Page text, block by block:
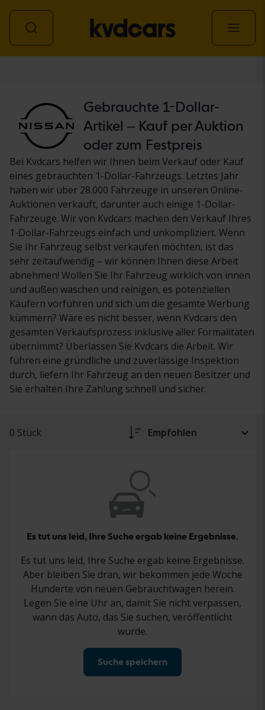
Gebrauchte 1-Dollar-
Artikel – Kauf per Auktion
oder zum Festpreis
Bei Kvdcars helfen wir Ihnen beim Verkauf oder Kauf
eines gebrauchten 1-Dollar-Fahrzeugs. Letztes Jahr
haben wir über 28.000 Fahrzeuge in unseren Online-
Auktionen verkauft, darunter auch einige 1-Dollar-
Fahrzeuge. Wir von Kvdcars machen den Verkauf Ihres
1-Dollar-Fahrzeugs einfach und unkompliziert. Wenn
Sie Ihr Fahrzeug selbst verkaufen möchten, ist das
sehr zeitaufwendig – wir können Ihnen diese Arbeit
abnehmen! Wollen Sie Ihr Fahrzeug wirklich von innen
und außen waschen und reinigen, es potenziellen
Käufern vorführen und sich um die gesamte Werbung
kümmern? Wäre es nicht besser, wenn Kvdcars den
gesamten Verkaufsprozess inklusive aller Formalitäten
übernimmt? Überlassen Sie Kvdcars die Arbeit. Wir
führen eine gründliche und zuverlässige Inspektion
durch, liefern Ihr Fahrzeug an den neuen Besitzer und
Sie erhalten Ihre Zahlung schnell und sicher.
0 Stück Empfohlen
Es tut uns leid, Ihre Suche ergab keine Ergebnisse.
Es tut uns leid, Ihre Suche ergab keine Ergebnisse.
Aber bleiben Sie dran, wir bekommen jede Woche
Hunderte von neuen Gebrauchtwagen herein.
Legen Sie eine Uhr an, damit Sie nicht verpassen,
wann das Auto, das Sie suchen, veröffentlicht
wurde.
Suche speichern